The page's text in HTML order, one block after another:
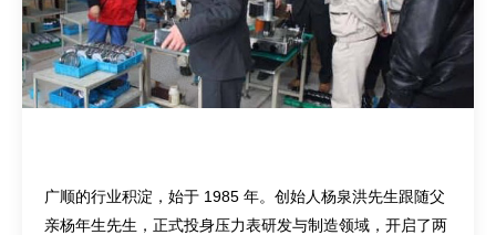
广顺的行业积淀，始于 1985 年。创始人杨泉洪先生跟随父
亲杨年生先生，正式投身压力表研发与制造领域，开启了两